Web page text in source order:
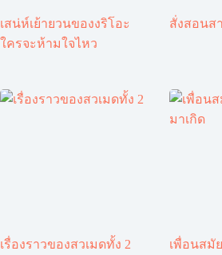
เสน่ห์เย้ายวนของงริโอะ
ใครจะห้ามใจไหว
สั่งสอนส
เรื่องราวของสวเมดทั้ง 2
เพื่อนสมั